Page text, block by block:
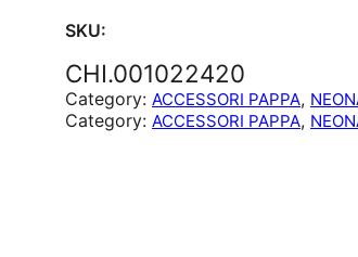
SKU:
CHI.001022420
Category: ACCESSORI PAPPA,
Category: ACCESSORI PAPPA,